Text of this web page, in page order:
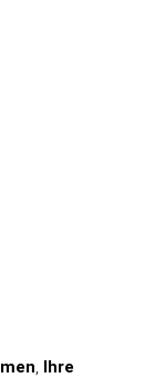
, Ihre